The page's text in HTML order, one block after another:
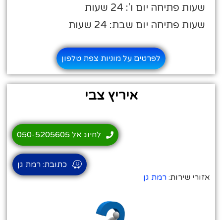
שעות פתיחה יום ו': 24 שעות
שעות פתיחה יום שבת: 24 שעות
לפרטים על מוניות צפת טלפון
איריץ צבי
אזורי שירות:רמת גן
לחיוג אל 050-5205605
כתובת: רמת גן